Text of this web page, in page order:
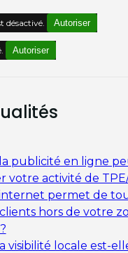
désactivé. Autoriser
Autoriser
publicité en ligne
votre activité de
permet de
hors de votre
visibilité locale est-